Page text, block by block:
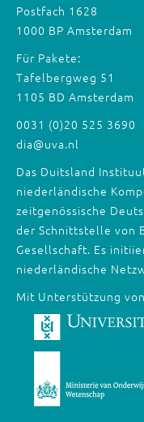
Postfach 1628
1000 BP Amsterdam
Für Pakete:
Tafelbergweg 51
1105 BD Amsterdam
0031 (0)20 525 3690
dia@uva.nl
Das Duitsland
niederländische
zeitgenössische
der Schnittstelle von
Gesellschaft. Es
niederländische
Mit Unterstützung von